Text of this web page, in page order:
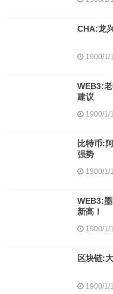
CHA:龙
1900/1/
WEB3:
建议
1900/1/
比特币:
强势
1900/1/
WEB3:
新高！
1900/1/
区块链:
1900/1/